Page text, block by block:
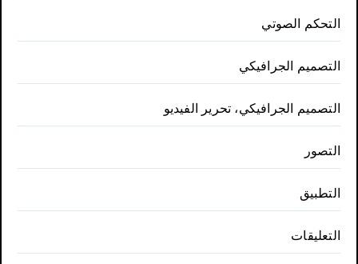
التحكم الصوتي
التصميم الجرافيكي
التصميم الجرافيكي، تحرير الفيديو
التصور
التطبيق
التعليقات